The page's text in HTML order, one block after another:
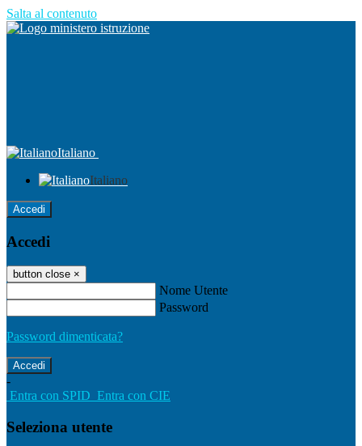
Salta al contenuto
Italiano
Italiano
Accedi
Accedi
button close ×
Nome Utente
Password
Password dimenticata?
-
Entra con SPID Entra con CIE
Seleziona utente